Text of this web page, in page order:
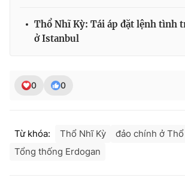
THỜI BÁO VTV
Theo dõi báo trên
cấp ngày 29/12/2023
Thổ Nhĩ Kỳ: Tái áp đặt lệnh tình
ở Istanbul
0 0
Từ khóa: Thổ Nhĩ Kỳ
đảo chính ở
Tổng thống Erdogan